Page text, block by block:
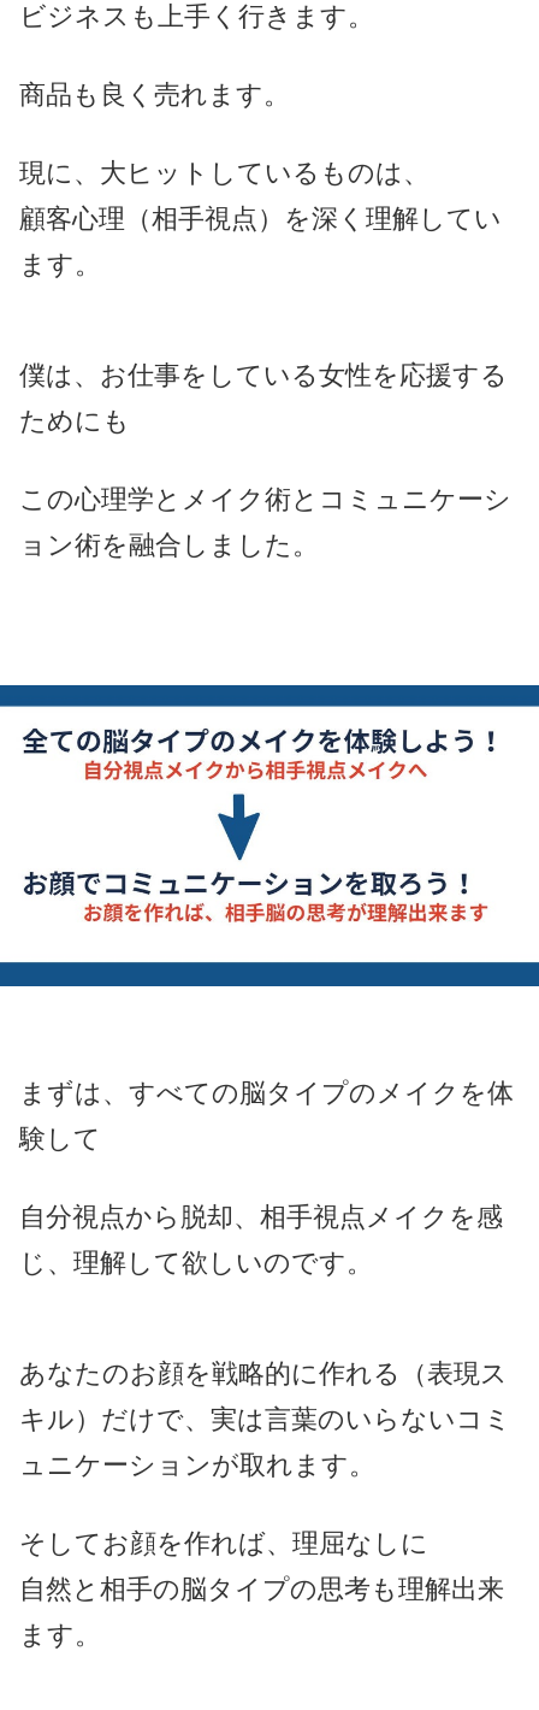
ビジネスも上手く行きます。
商品も良く売れます。
現に、大ヒットしているものは、
顧客心理（相手視点）を深く理解してい
ます。
僕は、お仕事をしている女性を応援する
ためにも
この心理学とメイク術とコミュニケーシ
ョン術を融合しました。
まずは、 すべての脳タイプのメイクを体
験して
自分視点から脱却、相手視点メイクを感
じ、理解して欲しいのです。
あなたのお顔を戦略的に作れる（表現ス
キル）だけで、 実は言葉のいらないコミ
ュニケーションが取れます。
そしてお顔を作れば、理屈なしに
自然と相手の脳タイプの思考も理解出来
ます。